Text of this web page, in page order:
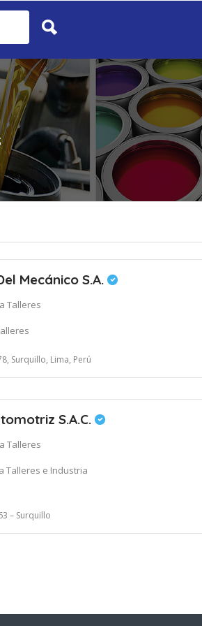
Mecánico S.A.
Talleres
Surquillo, Lima, Perú
S.A.C.
Talleres
Talleres e Industria
– Surquillo